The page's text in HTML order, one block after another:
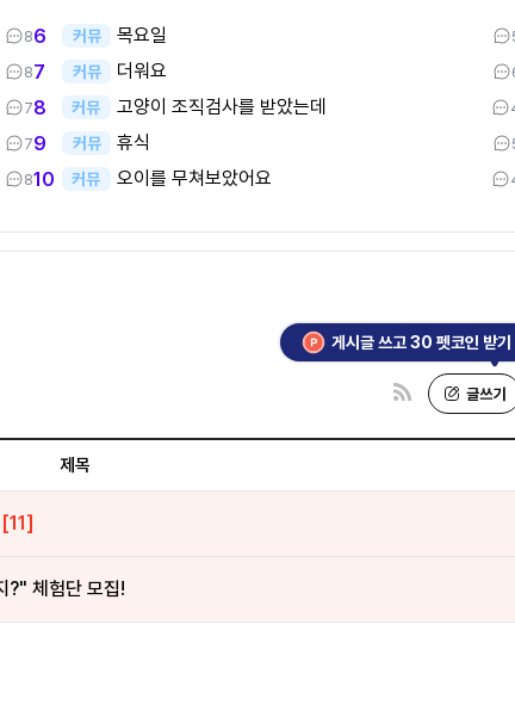
8
8
7
7
8
6 커뮤 목요일
7 커뮤 더워요
8 커뮤 고양이 조직검사를 받았는데
9 커뮤 휴식
10 커뮤 오이를 무쳐보았어요
게시글 쓰고 30 펫코인 받기
제목
[11]
?" 체험단 모집!